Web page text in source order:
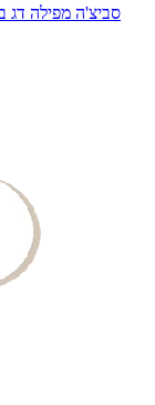
סביצ'ה מפילה דג